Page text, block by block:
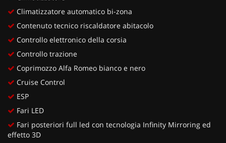
Climatizzatore automatico bi-zona
Contenuto tecnico riscaldatore abitacolo
Controllo elettronico della corsia
Controllo trazione
Coprimozzo Alfa Romeo bianco e nero
Cruise Control
ESP
Fari LED
Fari posteriori full led con tecnologia Infinity Mirroring ed
effetto 3D